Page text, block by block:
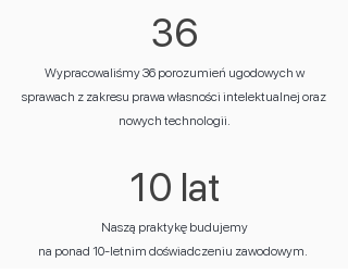
36
Wypracowaliśmy 36 porozumień ugodowych w
sprawach z zakresu prawa własności intelektualnej oraz
nowych technologii.
10 lat
Naszą praktykę budujemy
na ponad 10-letnim doświadczeniu zawodowym.